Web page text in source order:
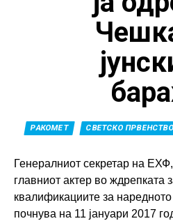
РАКОМЕТ СВЕТСКО ПРВЕНСТВО
Генералниот секретар на
главниот актер во ждрепката
квалификациите за
почнува на 11 јaнуари 2017